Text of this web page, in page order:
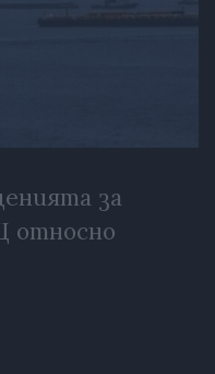
за
относно